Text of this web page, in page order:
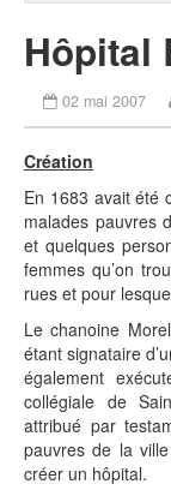
Hôpital
02 mai 2007
Création
En 1683 avait été
malades pauvres
et quelques
femmes qu’on
rues et pour
Le chanoine
étant signataire
également
collégiale de
attribué par
pauvres de la
créer un hôpital.